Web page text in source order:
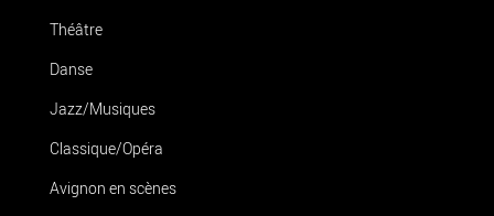
Théâtre
Danse
Jazz/Musiques
Classique/Opéra
Avignon en scènes